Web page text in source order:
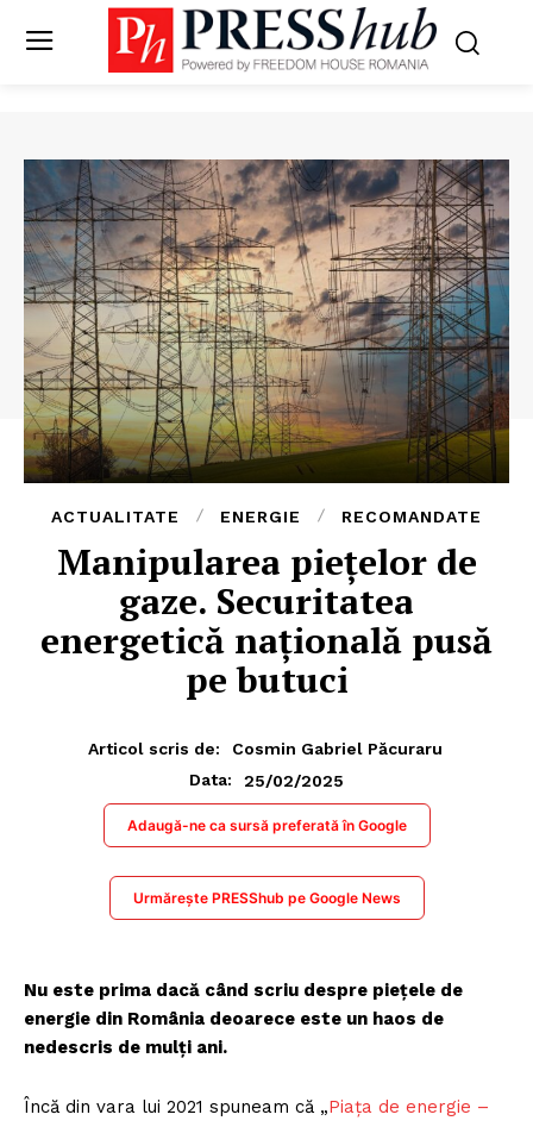
ACTUALITATE ENERGIE RECOMANDATE
Manipularea piețelor de
gaze. Securitatea
energetică națională pusă
pe butuci
Articol scris de:
Cosmin Gabriel Păcuraru
Data:
25/02/2025
Adaugă-ne ca sursă preferată în Google
Urmărește PRESShub pe Google News
Nu este prima dacă când scriu despre piețele de
energie din România deoarece este un haos de
nedescris de mulți ani.
Încă din vara lui 2021 spuneam că „Piața de energie –